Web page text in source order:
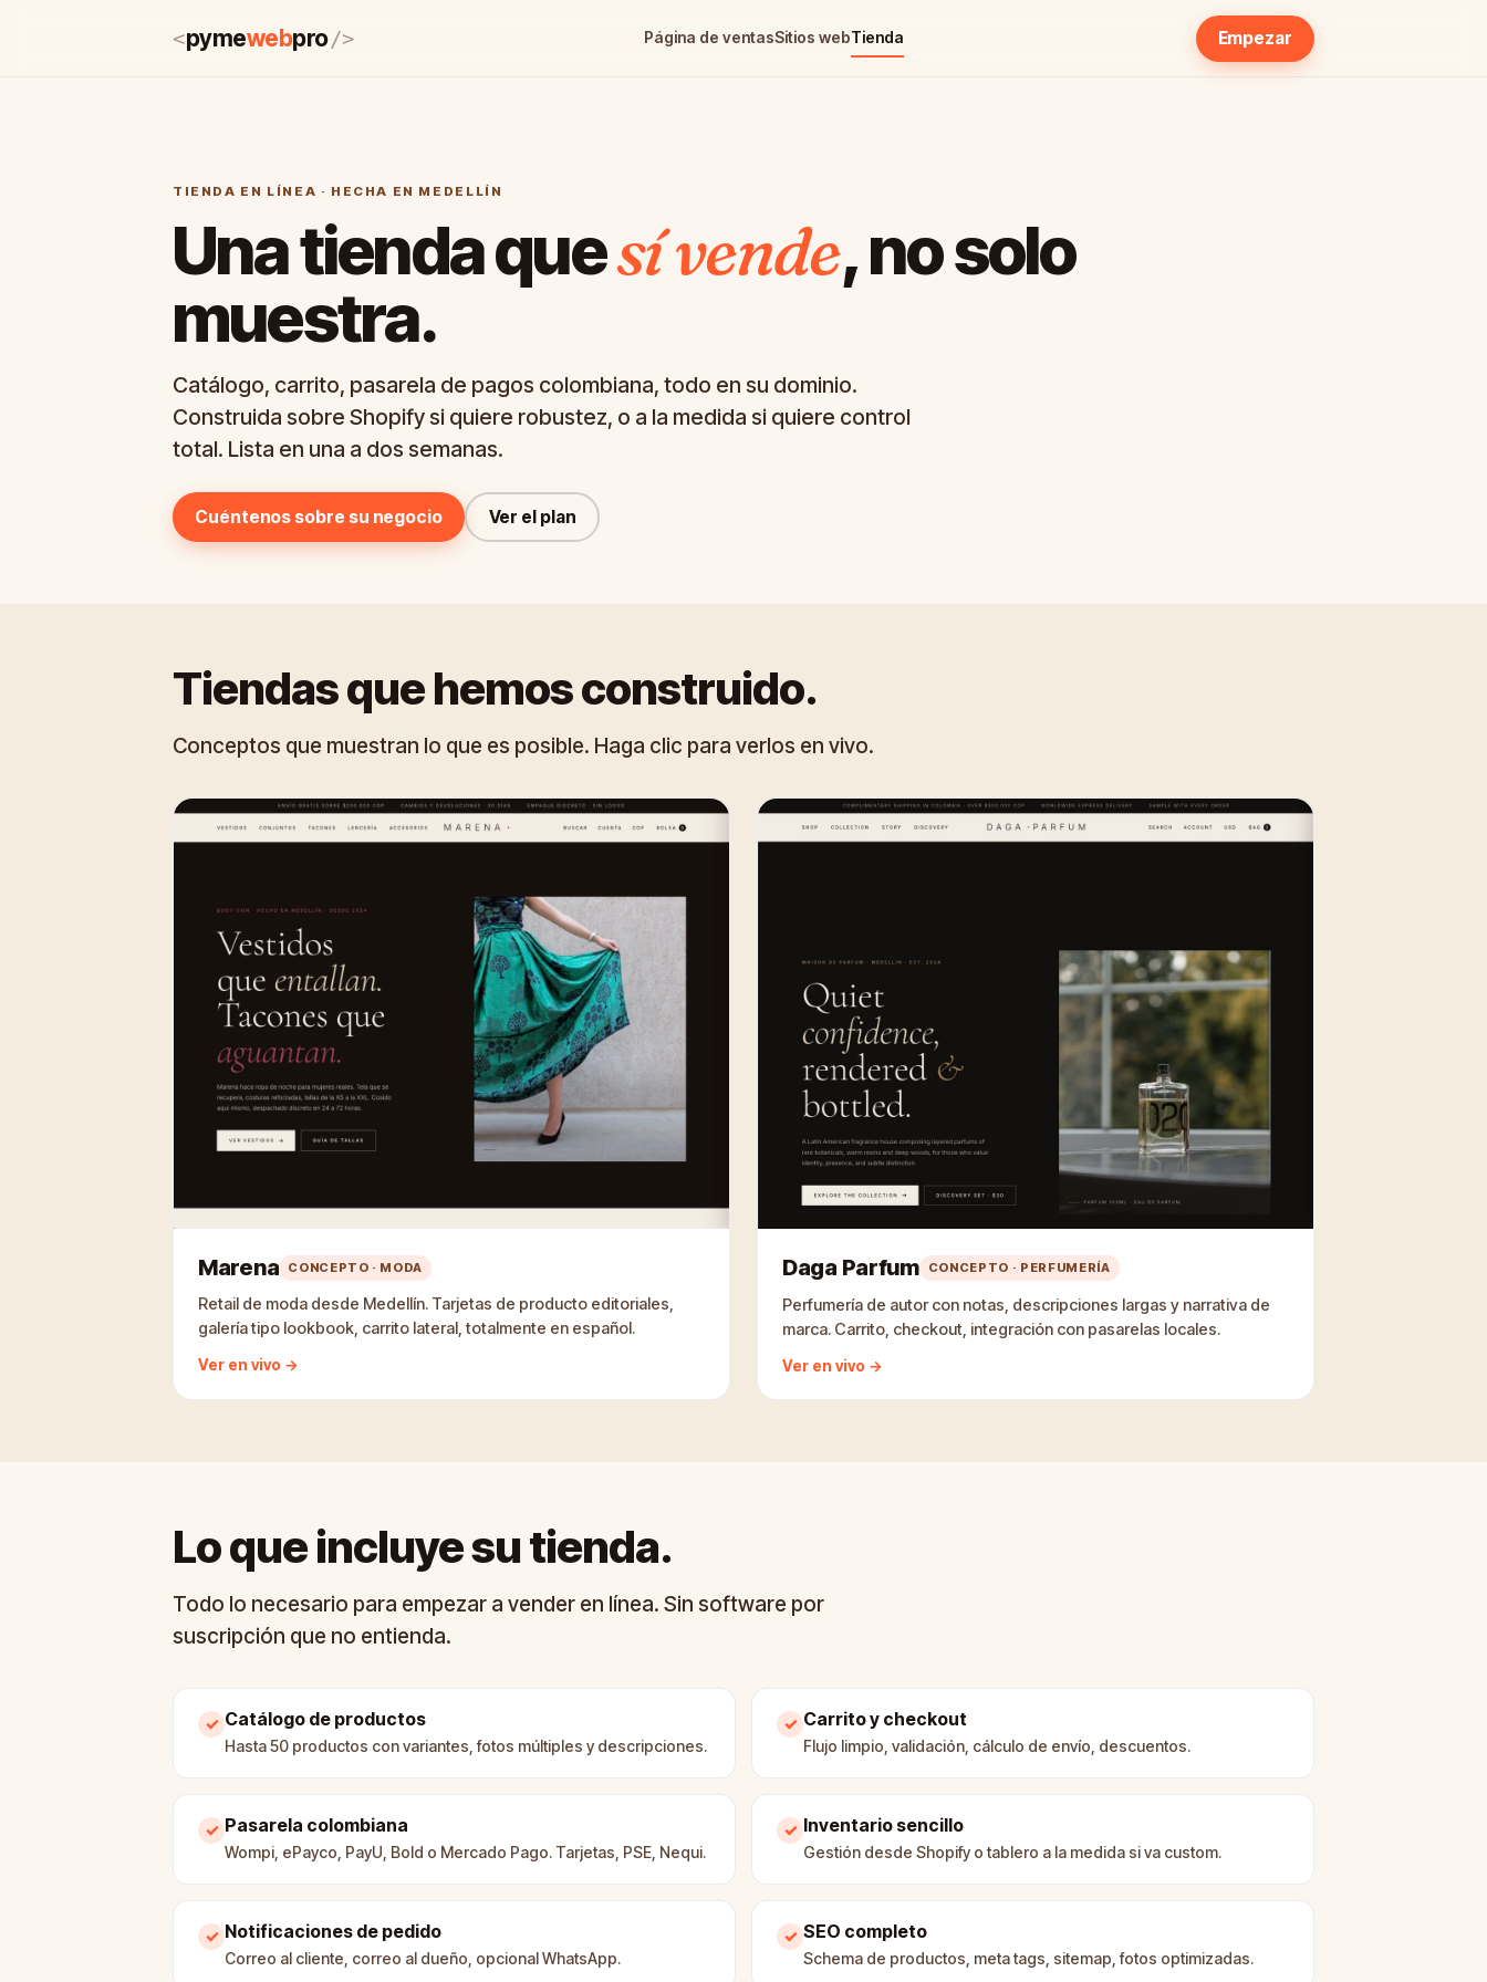
<pymewebpro/> Página de ventasSitios webTienda Empezar
TIENDA EN LÍNEA · HECHA EN MEDELLÍN
Una tienda quesí vende, no solo
muestra.
Catálogo, carrito, pasarela de pagos colombiana, todo en su dominio.
Construida sobre Shopify si quiere robustez, o a la medida si quiere control
total. Lista en una a dos semanas.
Cuéntenos sobre su negocio Ver el plan
Tiendas que hemos construido.
Conceptos que muestran lo que es posible. Haga clic para verlos en vivo.
Marena CONCEPTO · MODA
Retail de moda desde Medellín. Tarjetas de producto editoriales,
galería tipo lookbook, carrito lateral, totalmente en español.
Ver en vivo →
Daga Parfum CONCEPTO · PERFUMERÍA
Perfumería de autor con notas, descripciones largas y narrativa de
marca. Carrito, checkout, integración con pasarelas locales.
Ver en vivo →
Lo que incluye su tienda.
Todo lo necesario para empezar a vender en línea. Sin software por
suscripción que no entienda.
✓ Catálogo de productos
Hasta 50 productos con variantes, fotos múltiples y descripciones.
✓ Carrito y checkout
Flujo limpio, validación, cálculo de envío, descuentos.
✓ Pasarela colombiana
Wompi, ePayco, PayU, Bold o Mercado Pago. Tarjetas, PSE, Nequi.
✓ Inventario sencillo
Gestión desde Shopify o tablero a la medida si va custom.
✓ Notificaciones de pedido
Correo al cliente, correo al dueño, opcional WhatsApp.
✓ SEO completo
Schema de productos, meta tags, sitemap, fotos optimizadas.